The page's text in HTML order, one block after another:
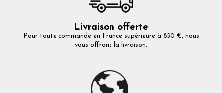
Livraison offerte
Pour toute commande en France supérieure à 850 €, nous
vous offrons la livraison.